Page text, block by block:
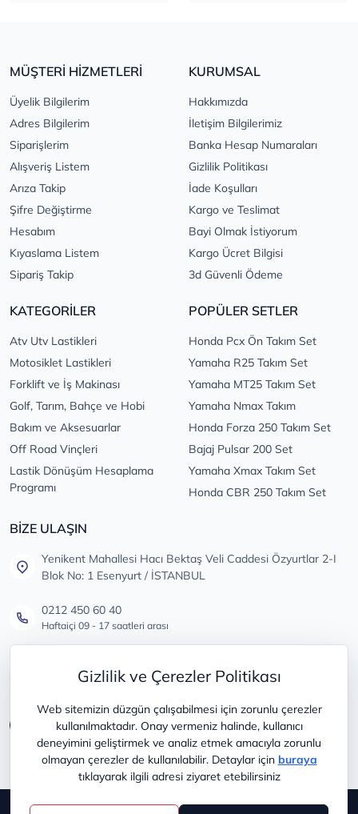
Gizlilik ve Çerezler Politikası
Web sitemizin düzgün çalışabilmesi için zorunlu çerezler
kullanılmaktadır. Onay vermeniz halinde, kullanıcı
deneyimini geliştirmek ve analiz etmek amacıyla zorunlu
olmayan çerezler de kullanılabilir. Detaylar için buraya
tıklayarak ilgili adresi ziyaret etebilirsiniz
MÜŞTERİ HİZMETLERİ
Üyelik Bilgilerim
Adres Bilgilerim
Siparişlerim
Alışveriş Listem
Arıza Takip
Şifre Değiştirme
Hesabım
Kıyaslama Listem
Sipariş Takip
KURUMSAL
Hakkımızda
İletişim Bilgilerimiz
Banka Hesap Numaraları
Gizlilik Politikası
İade Koşulları
Kargo ve Teslimat
Bayi Olmak İstiyorum
Kargo Ücret Bilgisi
3d Güvenli Ödeme
KATEGORİLER
Atv Utv Lastikleri
Motosiklet Lastikleri
Forklift ve İş Makinası
Golf, Tarım, Bahçe ve Hobi
Bakım ve Aksesuarlar
Off Road Vinçleri
Lastik Dönüşüm Hesaplama
Programı
POPÜLER SETLER
Honda Pcx Ön Takım Set
Yamaha R25 Takım Set
Yamaha MT25 Takım Set
Yamaha Nmax Takım
Honda Forza 250 Takım Set
Bajaj Pulsar 200 Set
Yamaha Xmax Takım Set
Honda CBR 250 Takım Set
BİZE ULAŞIN
Yenikent Mahallesi Hacı Bektaş Veli Caddesi Özyurtlar 2-I
Blok No: 1 Esenyurt / İSTANBUL
0212 450 60 40
Haftaiçi 09 - 17 saatleri arası
Tüm öneri ve şikayetleriniz için
Copyright © 2025